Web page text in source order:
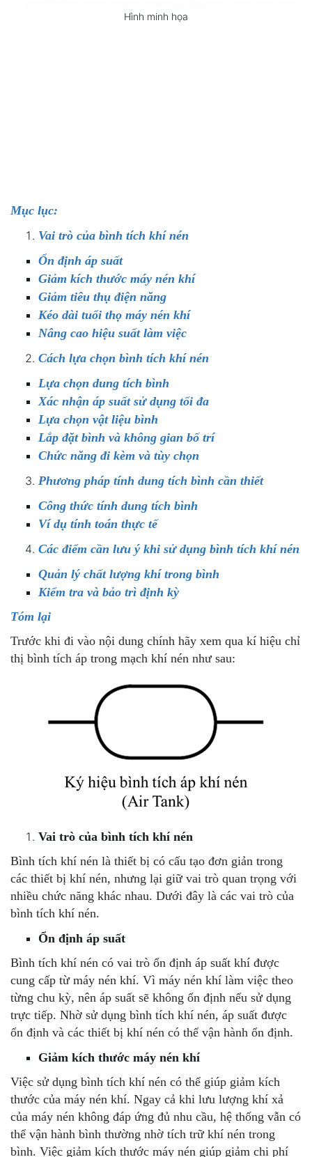
Hình minh họa
Mục lục:
Vai trò của bình tích khí nén
Ổn định áp suất
Giảm kích thước máy nén khí
Giảm tiêu thụ điện năng
Kéo dài tuổi thọ máy nén khí
Nâng cao hiệu suất làm việc
Cách lựa chọn bình tích khí nén
Lựa chọn dung tích bình
Xác nhận áp suất sử dụng tối đa
Lựa chọn vật liệu bình
Lắp đặt bình và không gian bố trí
Chức năng đi kèm và tùy chọn
Phương pháp tính dung tích bình cần thiết
Công thức tính dung tích bình
Ví dụ tính toán thực tế
Các điểm cần lưu ý khi sử dụng bình tích khí nén
Quản lý chất lượng khí trong bình
Kiểm tra và bảo trì định kỳ
Tóm lại
Trước khi đi vào nội dung chính hãy xem qua kí hiệu chỉ
thị bình tích áp trong mạch khí nén như sau:
Vai trò của bình tích khí nén
Bình tích khí nén là thiết bị có cấu tạo đơn giản trong
các thiết bị khí nén, nhưng lại giữ vai trò quan trọng với
nhiều chức năng khác nhau. Dưới đây là các vai trò của
bình tích khí nén.
Ổn định áp suất
Bình tích khí nén có vai trò ổn định áp suất khí được
cung cấp từ máy nén khí. Vì máy nén khí làm việc theo
từng chu kỳ, nên áp suất sẽ không ổn định nếu sử dụng
trực tiếp. Nhờ sử dụng bình tích khí nén, áp suất được
ổn định và các thiết bị khí nén có thể vận hành ổn định.
Giảm kích thước máy nén khí
Việc sử dụng bình tích khí nén có thể giúp giảm kích
thước của máy nén khí. Ngay cả khi lưu lượng khí xả
của máy nén không đáp ứng đủ nhu cầu, hệ thống vẫn có
thể vận hành bình thường nhờ tích trữ khí nén trong
bình. Việc giảm kích thước máy nén giúp giảm chi phí